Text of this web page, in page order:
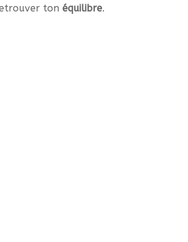
ton équilibre.